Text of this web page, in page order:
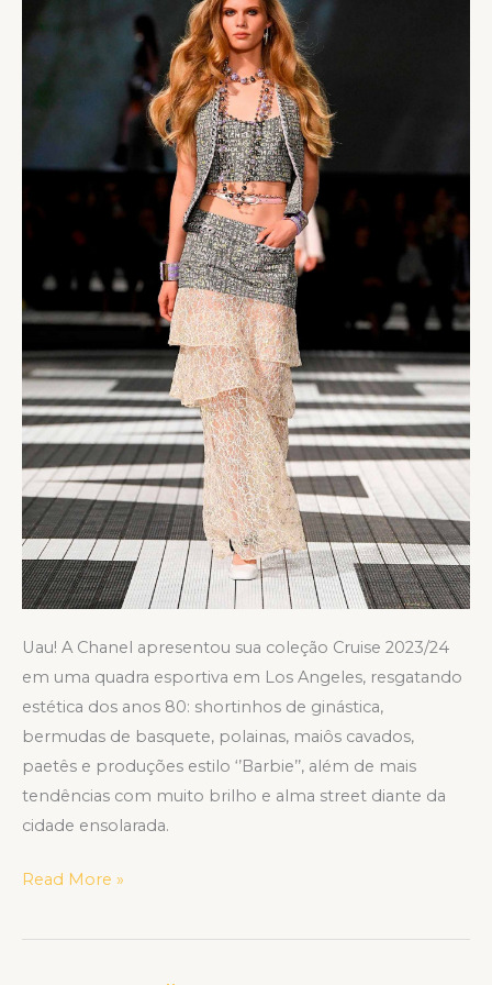
Uau! A Chanel apresentou sua coleção Cruise 2023/24
em uma quadra esportiva em Los Angeles, resgatando
estética dos anos 80: shortinhos de ginástica,
bermudas de basquete, polainas, maiôs cavados,
paetês e produções estilo ‘’Barbie’’, além de mais
tendências com muito brilho e alma street diante da
cidade ensolarada.
Read More »